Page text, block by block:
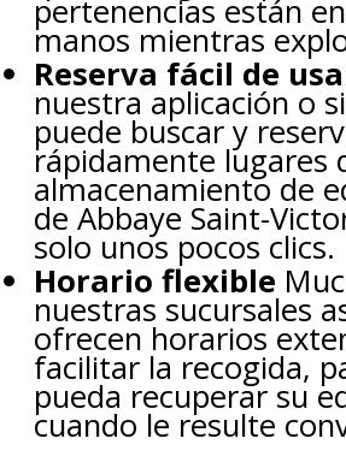
pertenencias están
manos mientras
Reserva fácil de
nuestra aplicación o
puede buscar y
rápidamente lugares
almacenamiento de
de Abbaye Saint-
solo unos pocos clics.
Horario flexible
nuestras sucursales
ofrecen horarios
facilitar la recogida,
pueda recuperar su
cuando le resulte